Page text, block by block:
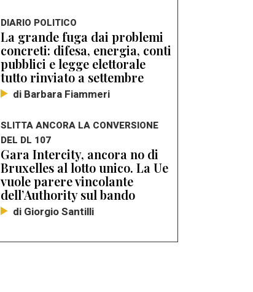
DIARIO POLITICO
La grande fuga dai problemi
concreti: difesa, energia, conti
pubblici e legge elettorale
tutto rinviato a settembre
di Barbara Fiammeri
SLITTA ANCORA LA CONVERSIONE
DEL DL 107
Gara Intercity, ancora no di
Bruxelles al lotto unico. La Ue
vuole parere vincolante
dell’Authority sul bando
di Giorgio Santilli